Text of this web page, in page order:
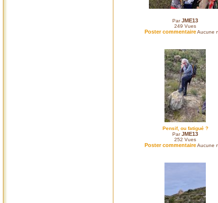
ParJME13
249 Vues
Poster commentaireAucune
Pensif, ou fatigué ?
ParJME13
252 Vues
Poster commentaireAucune